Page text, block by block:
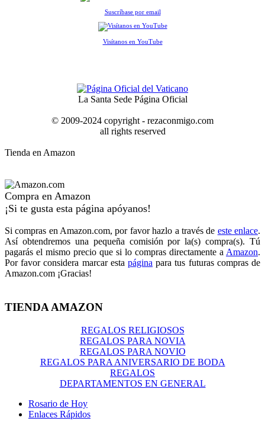
Suscríbase por email
Visítanos en YouTube
La Santa Sede Página Oficial
© 2009-2024 copyright - rezaconmigo.com
all rights reserved
Tienda en Amazon
Compra en Amazon
¡Si te gusta esta página apóyanos!
Si compras en Amazon.com, por favor hazlo a través de este enlace.
Así obtendremos una pequeña comisión por la(s) compra(s). Tú
pagarás el mismo precio que si lo compras directamente a Amazon.
Por favor considera marcar esta página para tus futuras compras de
Amazon.com ¡Gracias!
TIENDA AMAZON
REGALOS RELIGIOSOS
REGALOS PARA NOVIA
REGALOS PARA NOVIO
REGALOS PARA ANIVERSARIO DE BODA
REGALOS
DEPARTAMENTOS EN GENERAL
Rosario de Hoy
Enlaces Rápidos